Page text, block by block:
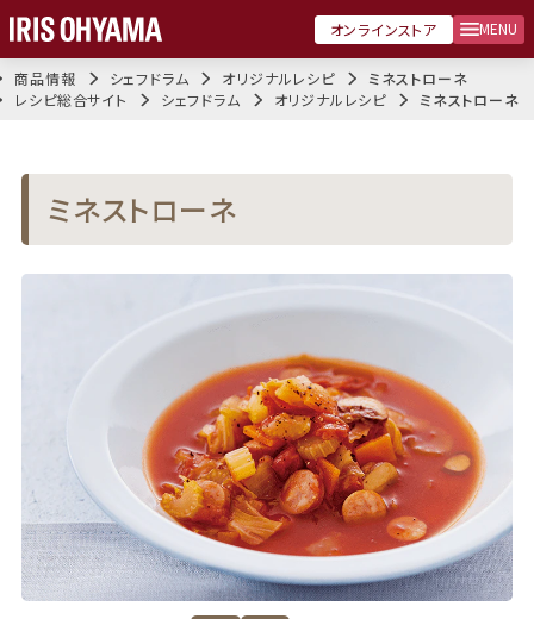
オンラインストア MENU
商品情報 シェフドラム オリジナルレシピ
ミネストローネ
レシピ総合サイト
シェフドラム オリジナルレシピ ミネストローネ
ミネストローネ